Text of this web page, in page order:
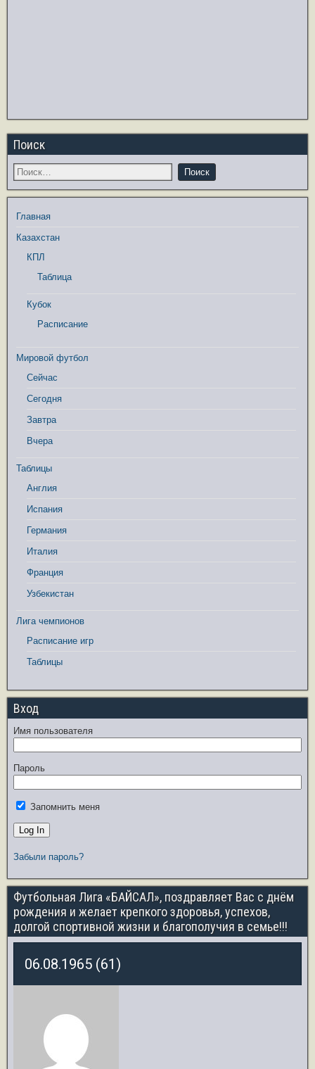
Поиск
Главная
Казахстан
КПЛ
Таблица
Кубок
Расписание
Мировой футбол
Сейчас
Сегодня
Завтра
Вчера
Таблицы
Англия
Испания
Германия
Италия
Франция
Узбекистан
Лига чемпионов
Расписание игр
Таблицы
Вход
Имя пользователя
Пароль
Запомнить меня
Забыли пароль?
Футбольная Лига «БАЙСАЛ», поздравляет Вас с днём
рождения и желает крепкого здоровья, успехов,
долгой спортивной жизни и благополучия в семье!!!
06.08.1965 (61)